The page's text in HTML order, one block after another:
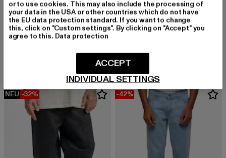
URBAN CLASSICS
90‘s Jeans Loose
Derzeitiger Preis: 20,00 EURAktionspreis: 49,99 EUR
KARL KANI
60,29 EUR
Derzeitiger Preis: 60,29 EUR
NEU -32% -42%
or to use cookies. This may also include the processing of
your data in the USA or other countries which do not have
the EU data protection standard. If you want to change
this, click on "Custom settings". By clicking on "Accept" you
agree to this. Data protection
INDIVIDUAL SETTINGS
ACCEPT